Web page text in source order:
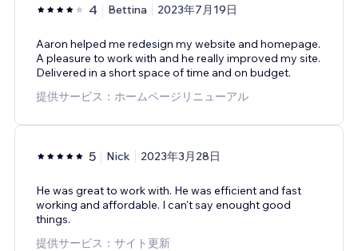
4 Bettina 2023年7月19日
Aaron helped me redesign my website and homepage.
A pleasure to work with and he really improved my site.
Delivered in a short space of time and on budget.
提供サービス：ホームページリニューアル
5 Nick 2023年3月28日
He was great to work with. He was efficient and fast
working and affordable. I can't say enought good
things.
提供サービス：サイト更新